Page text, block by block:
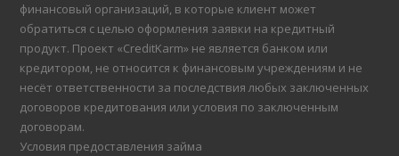
финансовый организаций, в которые клиент может
обратиться с целью оформления заявки на кредитный
продукт. Проект «CreditKarm» не является банком или
кредитором, не относится к финансовым учреждениям и не
несёт ответственности за последствия любых заключенных
договоров кредитования или условия по заключенным
договорам.
Условия предоставления займа